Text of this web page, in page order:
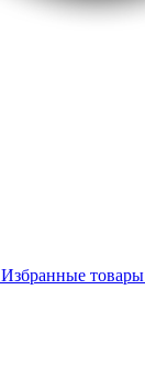
Избранные товары